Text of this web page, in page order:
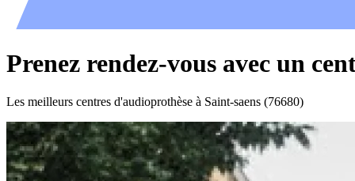
Prenez rendez-vous avec un
Les meilleurs centres d'audioprothèse à Saint-saens (76680)